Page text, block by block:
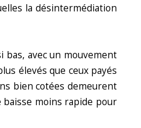
la désintermédiation
bas, avec un mouvement
élevés que ceux payés
bien cotées demeurent
baisse moins rapide pour